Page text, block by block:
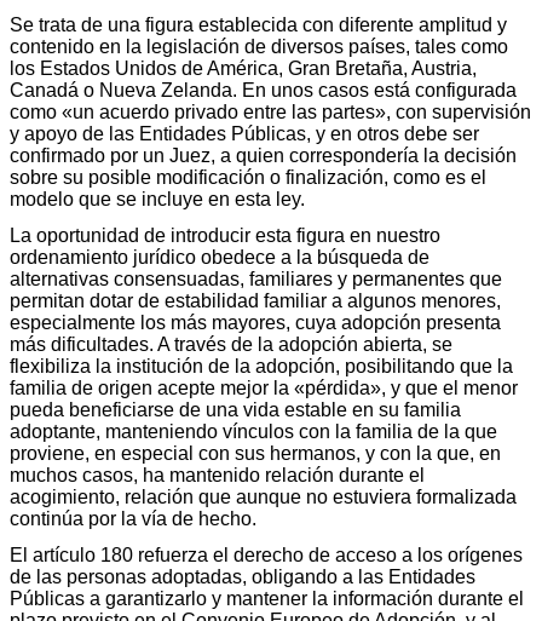
Se trata de una figura establecida con diferente amplitud y
contenido en la legislación de diversos países, tales como
los Estados Unidos de América, Gran Bretaña, Austria,
Canadá o Nueva Zelanda. En unos casos está configurada
como «un acuerdo privado entre las partes», con supervisión
y apoyo de las Entidades Públicas, y en otros debe ser
confirmado por un Juez, a quien correspondería la decisión
sobre su posible modificación o finalización, como es el
modelo que se incluye en esta ley.
La oportunidad de introducir esta figura en nuestro
ordenamiento jurídico obedece a la búsqueda de
alternativas consensuadas, familiares y permanentes que
permitan dotar de estabilidad familiar a algunos menores,
especialmente los más mayores, cuya adopción presenta
más dificultades. A través de la adopción abierta, se
flexibiliza la institución de la adopción, posibilitando que la
familia de origen acepte mejor la «pérdida», y que el menor
pueda beneficiarse de una vida estable en su familia
adoptante, manteniendo vínculos con la familia de la que
proviene, en especial con sus hermanos, y con la que, en
muchos casos, ha mantenido relación durante el
acogimiento, relación que aunque no estuviera formalizada
continúa por la vía de hecho.
El artículo 180 refuerza el derecho de acceso a los orígenes
de las personas adoptadas, obligando a las Entidades
Públicas a garantizarlo y mantener la información durante el